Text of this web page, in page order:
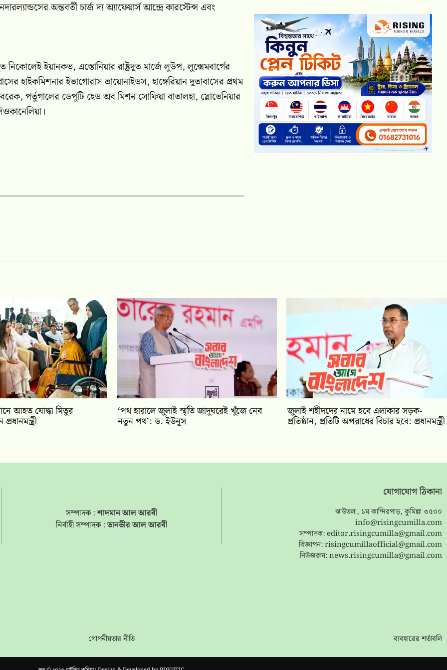
অন্তবর্তী চার্জ দ্য অ্যাফেয়ার্স আন্দ্রে কারস্টেন্স এবং
নিকোলেই ইয়ানকভ, এস্তোনিয়ার রাষ্ট্রদূত মার্জে লুউপ, লুক্সেমবার্গের
হাইকমিশনার ইভাগোরাস ভ্রায়োনাইডস, হাঙ্গেরিয়ান দূতাবাসের প্রথম
পর্তুগালের ডেপুটি হেড অব মিশন সোফিয়া বাতালহা, স্লোভেনিয়ার
আহত যোদ্ধা মিতুর ‘পথ হারালে জুলাই স্মৃতি জাদুঘরেই খুঁজে নেব
নতুন পথ’: ড. ইউনূস
জুলাই শহীদদের নামে হবে এলাকার সড়ক-
প্রতিষ্ঠান, প্রতিটি অপরাধের বিচার হবে: প্রধানমন্ত্রী
সম্পাদক :শাদমান আল আরবী
নির্বাহী সম্পাদক :তানভীর আল আরবী
যোগাযোগ ঠিকানা
ঝাউতলা, ১ম কান্দিরপাড়, কুমিল্লা ৩৫০০
info@risingcumilla.com
সম্পাদক:editor.risingcumilla@gmail.com
বিজ্ঞাপন:risingcumillaofficial@gmail.com
নিউজরুম:news.risingcumilla@gmail.com
গোপনীয়তার নীতি ব্যবহারের শর্তাবলি